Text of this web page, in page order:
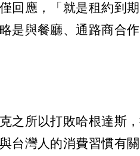
回應，「就是租約到
是與餐廳、通路商合
之所以打敗哈根達斯
台灣人的消費習慣有